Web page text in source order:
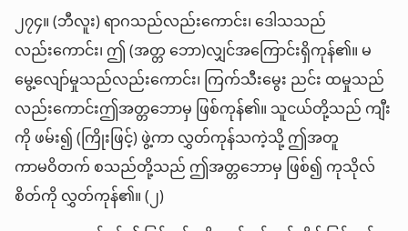
၂၇၄။ (ဘီလူး) ရာဂသည်လည်းကောင်း၊ ဒေါသသည်
လည်းကောင်း၊ ဤ (အတ္တ ဘော)လျှင်အကြောင်းရှိကုန်၏။ မ
မွေ့လျော်မှုသည်လည်းကောင်း၊ ကြက်သီးမွေး ညင်း ထမှုသည်
လည်းကောင်းဤအတ္တဘောမှ ဖြစ်ကုန်၏။ သူငယ်တို့သည် ကျီး
ကို ဖမ်း၍ (ကြိုးဖြင့်) ဖွဲ့ကာ လွှတ်ကုန်သကဲ့သို့ ဤအတူ
ကာမဝိတက် စသည်တို့သည် ဤအတ္တဘောမှ ဖြစ်၍ ကုသိုလ်
စိတ်ကို လွှတ်ကုန်၏။ (၂)